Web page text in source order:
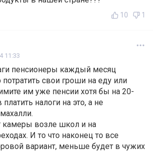
10 1
11:33
пенсионеры каждый месяц
свои гроши на еду или
им уже пенсии хотя бы на 20-
налоги на это, а не
камеры возле школ и на
И то что наконец то все
вариант, меньше будет в чужих